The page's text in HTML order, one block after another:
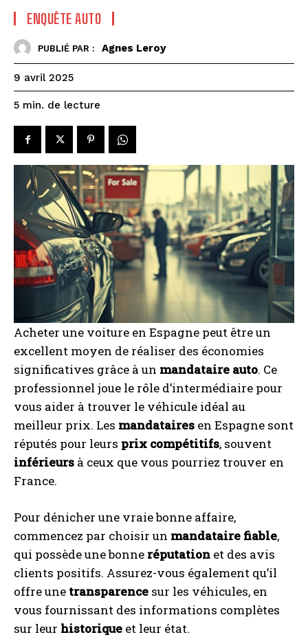
ENQUÊTE AUTO
PUBLIÉ PAR : Agnes Leroy
9 avril 2025
5 min. de lecture
Acheter une voiture en Espagne peut être un
excellent moyen de réaliser des économies
significatives grâce à un mandataire auto. Ce
professionnel joue le rôle d’intermédiaire pour
vous aider à trouver le véhicule idéal au
meilleur prix. Les mandataires en Espagne sont
réputés pour leurs prix compétitifs, souvent
inférieurs à ceux que vous pourriez trouver en
France.
Pour dénicher une vraie bonne affaire,
commencez par choisir un mandataire fiable,
qui possède une bonne réputation et des avis
clients positifs. Assurez-vous également qu’il
offre une transparence sur les véhicules, en
vous fournissant des informations complètes
sur leur historique et leur état.